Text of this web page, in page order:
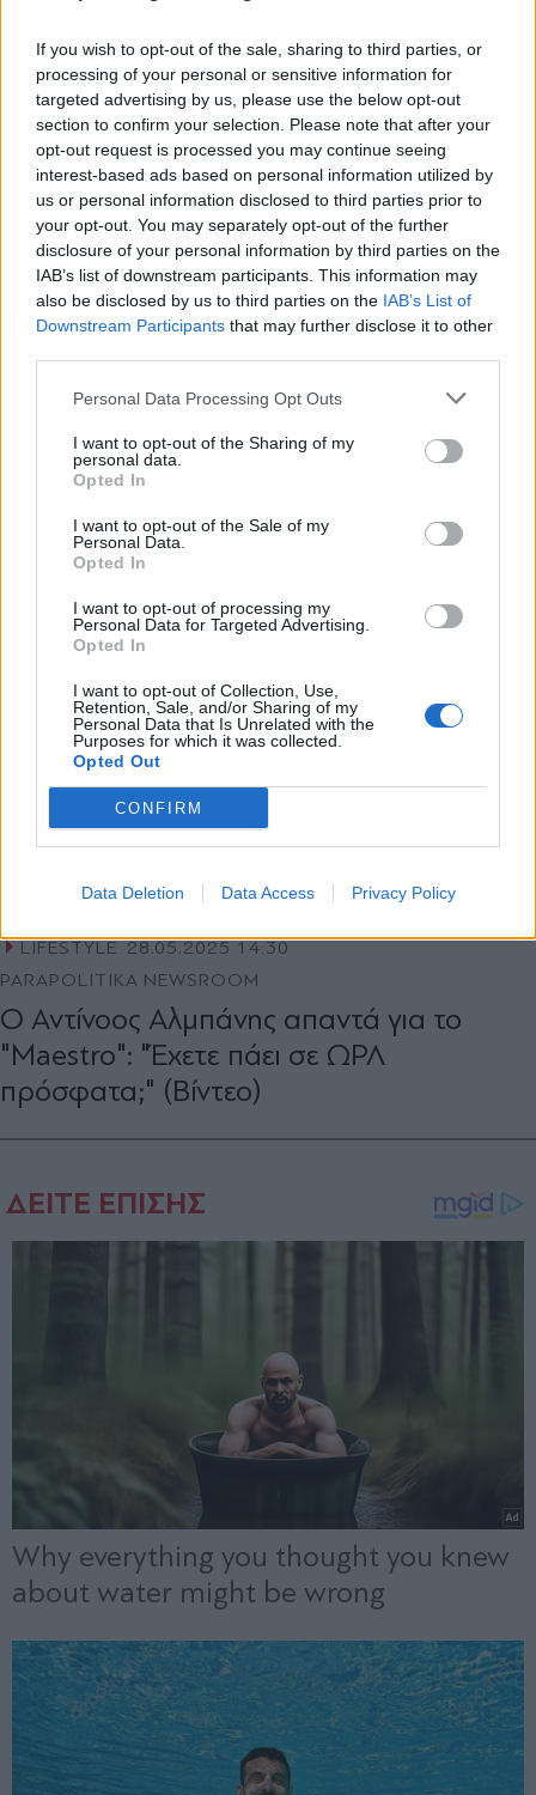
If you wish to opt-out of the sale, sharing to third parties, or
processing of your personal or sensitive information for
targeted advertising by us, please use the below opt-out
section to confirm your selection. Please note that after your
opt-out request is processed you may continue seeing
interest-based ads based on personal information utilized by
us or personal information disclosed to third parties prior to
your opt-out. You may separately opt-out of the further
disclosure of your personal information by third parties on the
IAB’s list of downstream participants. This information may
also be disclosed by us to third parties on the IAB’s List of
Downstream Participants that may further disclose it to other
Personal Data Processing Opt Outs
I want to opt-out of the Sharing of my
personal data.
Opted In
I want to opt-out of the Sale of my
Personal Data.
Opted In
I want to opt-out of processing my
Personal Data for Targeted Advertising.
Opted In
I want to opt-out of Collection, Use,
Retention, Sale, and/or Sharing of my
Personal Data that Is Unrelated with the
Purposes for which it was collected.
Opted Out
CONFIRM
Data Deletion Data Access Privacy Policy
Κλέλια Ανδριολάτου: Στη Μύκονο για τα
γυρίσματα νέας ταινίας - Η εμφάνιση που
μαγνήτισε τα βλέμματα (Βίντεο)
LIFESTYLE 28.05.2025 14:30
PARAPOLITIKA NEWSROOM
Ο Αντίνοος Αλμπάνης απαντά για το
"Maestro": "Έχετε πάει σε ΩΡΛ
πρόσφατα;" (Βίντεο)
Εγγραφή στο newsletter
Αποδέχομαι τους
και την πολιτική απορρήτου
X